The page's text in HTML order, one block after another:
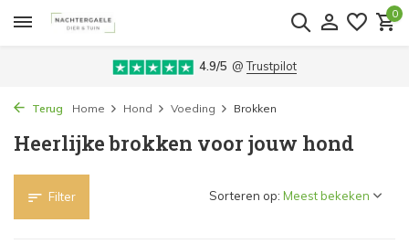
0
4.9/5 @Trustpilot
Terug Home Hond Voeding Brokken
Heerlijke brokken voor jouw hond
Filter Sorteren op: